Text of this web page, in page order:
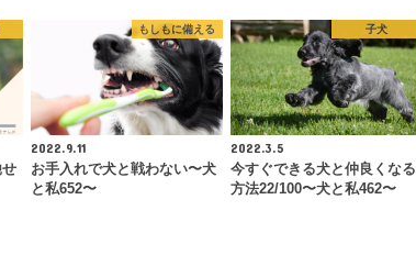
もしもに備える
2022.9.11
お手入れで犬と戦わない〜犬
と私652〜
子犬
2022.3.5
今すぐできる犬と仲良くなる
方法22/100〜犬と私462〜